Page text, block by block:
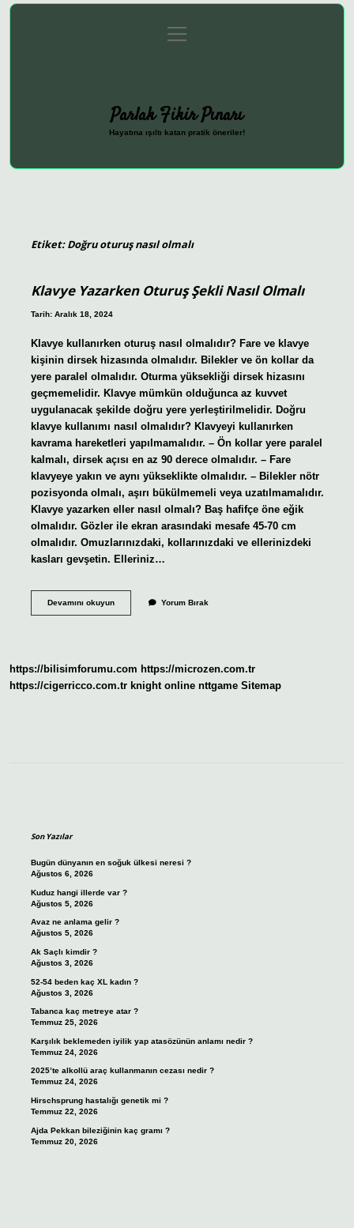
Gizlilik Politikası
menüyü
aç
Parlak Fikir Pınarı
Hayatına ışıltı katan pratik öneriler!
Etiket:Doğru oturuş nasıl olmalı
Klavye Yazarken Oturuş Şekli Nasıl Olmalı
Tarih: Aralık 18, 2024
Klavye kullanırken oturuş nasıl olmalıdır? Fare ve klavye
kişinin dirsek hizasında olmalıdır. Bilekler ve ön kollar da
yere paralel olmalıdır. Oturma yüksekliği dirsek hizasını
geçmemelidir. Klavye mümkün olduğunca az kuvvet
uygulanacak şekilde doğru yere yerleştirilmelidir. Doğru
klavye kullanımı nasıl olmalıdır? Klavyeyi kullanırken
kavrama hareketleri yapılmamalıdır. – Ön kollar yere paralel
kalmalı, dirsek açısı en az 90 derece olmalıdır. – Fare
klavyeye yakın ve aynı yükseklikte olmalıdır. – Bilekler nötr
pozisyonda olmalı, aşırı bükülmemeli veya uzatılmamalıdır.
Klavye yazarken eller nasıl olmalı? Baş hafifçe öne eğik
olmalıdır. Gözler ile ekran arasındaki mesafe 45-70 cm
olmalıdır. Omuzlarınızdaki, kollarınızdaki ve ellerinizdeki
kasları gevşetin. Elleriniz…
Devamını okuyunKlavye
Yorum Bırak
https://bilisimforumu.com https://microzen.com.tr
https://cigerricco.com.tr knight online nttgame Sitemap
Son Yazılar
Bugün dünyanın en soğuk ülkesi neresi ?
Ağustos 6, 2026
Kuduz hangi illerde var ?
Ağustos 5, 2026
Avaz ne anlama gelir ?
Ağustos 5, 2026
Ak Saçlı kimdir ?
Ağustos 3, 2026
52-54 beden kaç XL kadın ?
Ağustos 3, 2026
Tabanca kaç metreye atar ?
Temmuz 25, 2026
Karşılık beklemeden iyilik yap atasözünün anlamı nedir ?
Temmuz 24, 2026
2025’te alkollü araç kullanmanın cezası nedir ?
Temmuz 24, 2026
Hirschsprung hastalığı genetik mi ?
Temmuz 22, 2026
Ajda Pekkan bileziğinin kaç gramı ?
Temmuz 20, 2026